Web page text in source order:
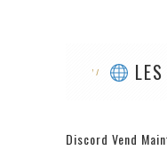
Discord Vend